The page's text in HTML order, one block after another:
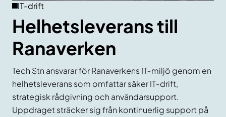
IT-drift
Helhetsleverans till
Ranaverken
Tech Stn ansvarar för Ranaverkens IT‑miljö genom en
helhetsleverans som omfattar säker IT‑drift,
strategisk rådgivning och användarsupport.
Uppdraget sträcker sig från kontinuerlig support på